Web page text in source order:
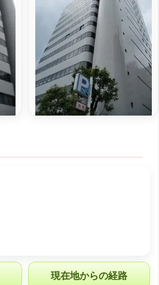
現在地からの経路